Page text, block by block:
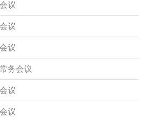
议
议
议
务会议
议
议